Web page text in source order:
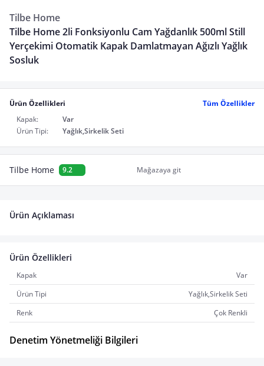
Tilbe Home
Tilbe Home 2li Fonksiyonlu Cam Yağdanlık 500ml Still
Yerçekimi Otomatik Kapak Damlatmayan Ağızlı Yağlık
Sosluk
Ürün Özellikleri
Tüm Özellikler
Kapak:
Var
Ürün Tipi:
Yağlık,Sirkelik Seti
Tilbe Home 9.2 Mağazaya git
Ürün Açıklaması
Ürün Özellikleri
Kapak
Var
Ürün Tipi
Yağlık,Sirkelik Seti
Renk
Çok Renkli
Denetim Yönetmeliği Bilgileri